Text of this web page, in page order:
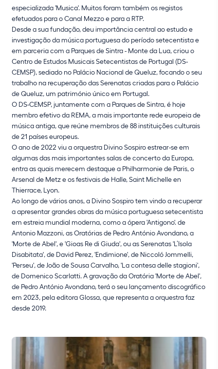
especializada 'Musica'. Muitos foram também os registos
efetuados para o Canal Mezzo e para a RTP.
Desde a sua fundação, deu importância central ao estudo e
investigação da música portuguesa do período setecentista e
em parceria com a Parques de Sintra - Monte da Lua, criou o
Centro de Estudos Musicais Setecentistas de Portugal (DS-
CEMSP), sediado no Palácio Nacional de Queluz, focando o seu
trabalho na recuperação das Serenatas criadas para o Palácio
de Queluz, um património único em Portugal.
O DS-CEMSP, juntamente com a Parques de Sintra, é hoje
membro efetivo da REMA, a mais importante rede europeia de
música antiga, que reúne membros de 88 instituições culturais
de 21 países europeus.
O ano de 2022 viu a orquestra Divino Sospiro estrear-se em
algumas das mais importantes salas de concerto da Europa,
entra as quais merecem destaque a Philharmonie de Paris, o
Arsenal de Metz e os festivais de Halle, Saint Michelle en
Thierrace, Lyon.
Ao longo de vários anos, a Divino Sospiro tem vindo a recuperar
a apresentar grandes obras da música portuguesa setecentista
em estreia mundial moderna, como a ópera 'Antigono'. de
Antonio Mazzoni, as Oratórias de Pedro António Avondano, a
'Morte de Abel', e 'Gioas Re di Giuda', ou as Serenatas 'L’Isola
Disabitata', de David Perez, 'Endimione', de Niccoló Jommelli,
'Perseu', de João de Sousa Carvalho, 'La contesa delle stagioni',
de Domenico Scarlatti. A gravação da Oratória 'Morte de Abel',
de Pedro António Avondano, terá o seu lançamento discográfico
em 2023, pela editora Glossa, que representa a orquestra faz
desde 2019.